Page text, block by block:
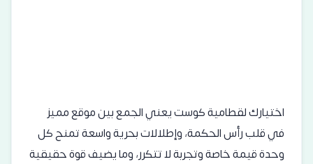
اختيارك لقطامية كوست يعني الجمع بين موقع مميز
في قلب رأس الحكمة، وإطلالات بحرية واسعة تمنح كل
وحدة قيمة خاصة وتجربة لا تتكرر، وما يضيف قوة حقيقية